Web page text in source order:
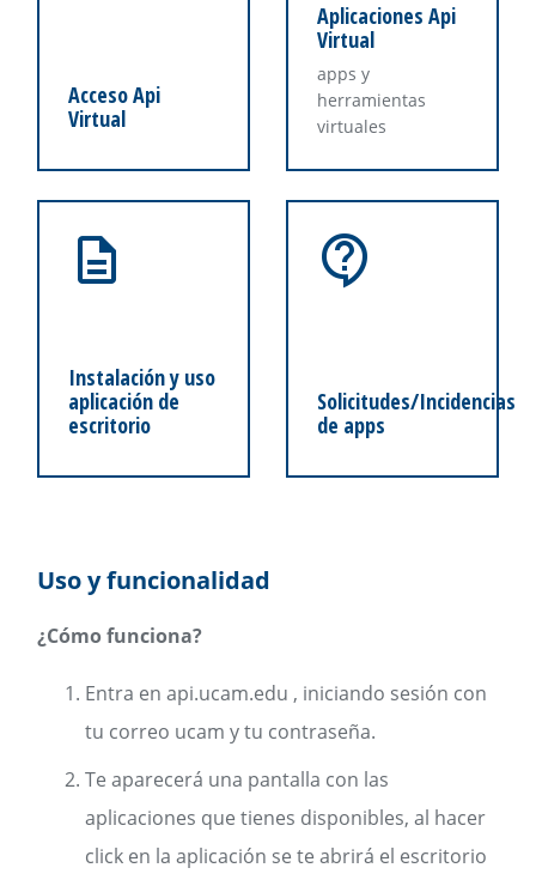
Acceso Api
Virtual
Aplicaciones Api
Virtual
apps y
herramientas
virtuales
Instalación y uso
aplicación de
escritorio
Solicitudes/Incidencias
de apps
Uso y funcionalidad
¿Cómo funciona?
Entra en api.ucam.edu , iniciando sesión con
tu correo ucam y tu contraseña.
Te aparecerá una pantalla con las
aplicaciones que tienes disponibles, al hacer
click en la aplicación se te abrirá el escritorio